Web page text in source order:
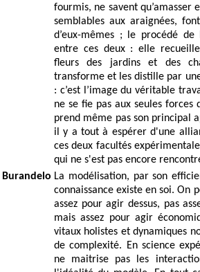
fourmis, ne savent qu’amasser
semblables aux araignées,
d’eux-mêmes ; le procédé
entre ces deux : elle
fleurs des jardins et des
transforme et les distille par
: c’est l’image du véritable
ne se fie pas aux seules forces
prend même pas son principal
il y a tout à espérer d'une
ces deux facultés
qui ne s'est pas encore
Burandelo La modélisation, par son
connaissance existe en soi. On
assez pour agir dessus, pas
mais assez pour agir
vitaux holistes et dynamiques
de complexité. En science
ne maitrise pas les